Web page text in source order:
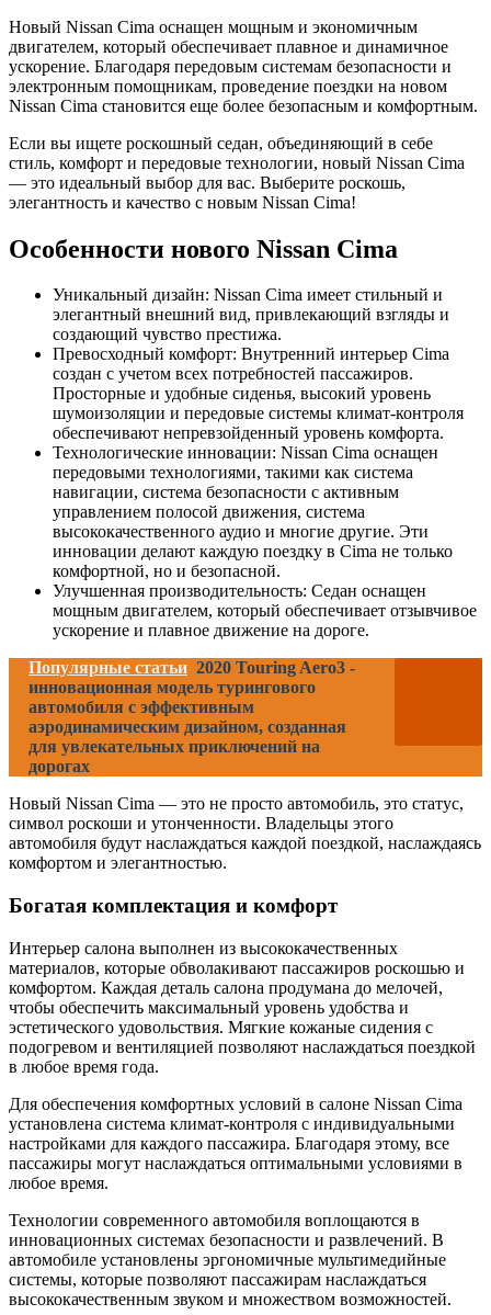
Новый Nissan Cima оснащен мощным и экономичным
двигателем, который обеспечивает плавное и динамичное
ускорение. Благодаря передовым системам безопасности и
электронным помощникам, проведение поездки на новом
Nissan Cima становится еще более безопасным и комфортным.
Если вы ищете роскошный седан, объединяющий в себе
стиль, комфорт и передовые технологии, новый Nissan Cima
— это идеальный выбор для вас. Выберите роскошь,
элегантность и качество с новым Nissan Cima!
Особенности нового Nissan Cima
Уникальный дизайн: Nissan Cima имеет стильный и
элегантный внешний вид, привлекающий взгляды и
создающий чувство престижа.
Превосходный комфорт: Внутренний интерьер Cima
создан с учетом всех потребностей пассажиров.
Просторные и удобные сиденья, высокий уровень
шумоизоляции и передовые системы климат-контроля
обеспечивают непревзойденный уровень комфорта.
Технологические инновации: Nissan Cima оснащен
передовыми технологиями, такими как система
навигации, система безопасности с активным
управлением полосой движения, система
высококачественного аудио и многие другие. Эти
инновации делают каждую поездку в Cima не только
комфортной, но и безопасной.
Улучшенная производительность: Седан оснащен
мощным двигателем, который обеспечивает отзывчивое
ускорение и плавное движение на дороге.
Популярные статьи 2020 Touring Aero3 -
инновационная модель турингового
автомобиля с эффективным
аэродинамическим дизайном, созданная
для увлекательных приключений на
дорогах
Новый Nissan Cima — это не просто автомобиль, это статус,
символ роскоши и утонченности. Владельцы этого
автомобиля будут наслаждаться каждой поездкой, наслаждаясь
комфортом и элегантностью.
Богатая комплектация и комфорт
Интерьер салона выполнен из высококачественных
материалов, которые обволакивают пассажиров роскошью и
комфортом. Каждая деталь салона продумана до мелочей,
чтобы обеспечить максимальный уровень удобства и
эстетического удовольствия. Мягкие кожаные сидения с
подогревом и вентиляцией позволяют наслаждаться поездкой
в любое время года.
Для обеспечения комфортных условий в салоне Nissan Cima
установлена система климат-контроля с индивидуальными
настройками для каждого пассажира. Благодаря этому, все
пассажиры могут наслаждаться оптимальными условиями в
любое время.
Технологии современного автомобиля воплощаются в
инновационных системах безопасности и развлечений. В
автомобиле установлены эргономичные мультимедийные
системы, которые позволяют пассажирам наслаждаться
высококачественным звуком и множеством возможностей.